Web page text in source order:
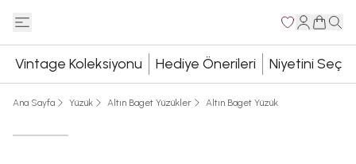
Vintage Koleksiyonu Hediye Önerileri Niyetini Seç
Ana Sayfa Yüzük Altın Baget Yüzükler Altın Baget Yüzük